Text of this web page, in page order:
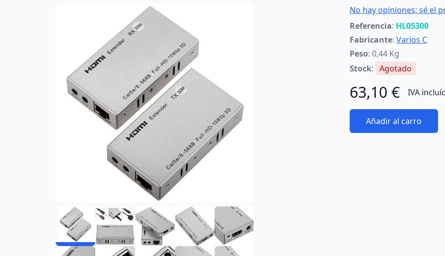
No hay opiniones; sé el
Referencia: HL05300
Fabricante: Varios C
Peso: 0,44 Kg
Stock: Agotado
63,10 € IVA
Añadir al carro